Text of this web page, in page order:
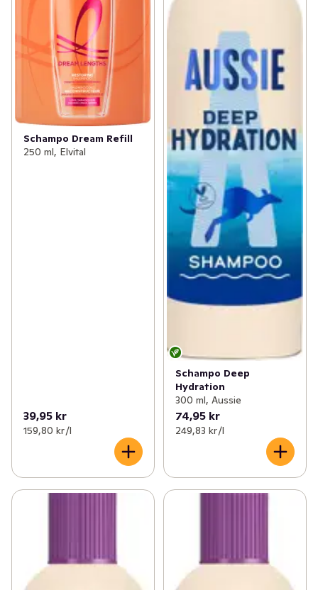
Schampo Dream Refill
250 ml, Elvital
39,95 kr
159,80 kr /l
Schampo Deep
Hydration
300 ml, Aussie
74,95 kr
249,83 kr /l